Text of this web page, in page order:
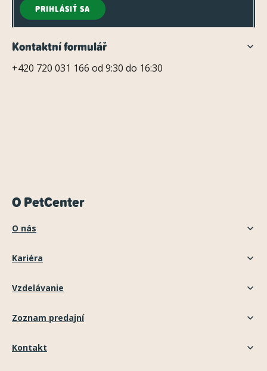
PRIHLÁSIŤ SA
Kontaktní formulář
+420 720 031 166 od 9:30 do 16:30
O PetCenter
O nás
Kariéra
Vzdelávanie
Zoznam predajní
Kontakt